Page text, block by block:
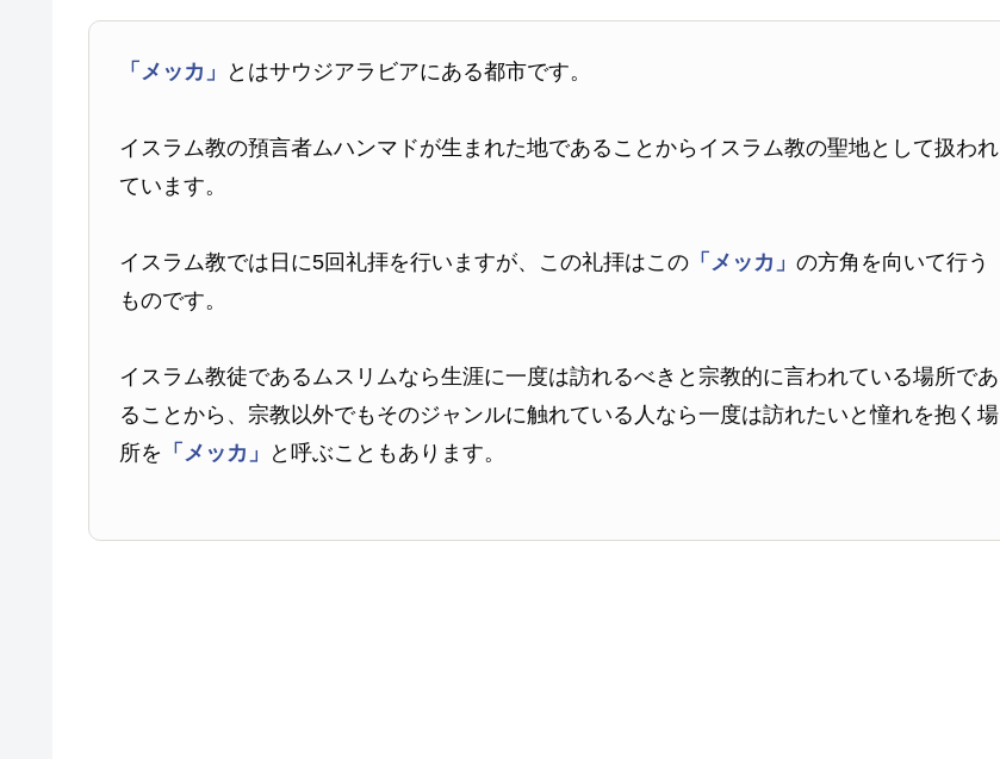
「メッカ」 とはサウジアラビアにある都市です。
イスラム教の預言者ムハンマドが生まれた地であることからイスラム教の聖地として扱われ
ています。
イスラム教では日に5回礼拝を行いますが、この礼拝はこの 「メッカ」の方角を向いて行う
ものです。
イスラム教徒であるムスリムなら生涯に一度は訪れるべきと宗教的に言われている場所であ
ることから、宗教以外でもそのジャンルに触れている人なら一度は訪れたいと憧れを抱く場
所を 「メッカ」 と呼ぶこともあります。